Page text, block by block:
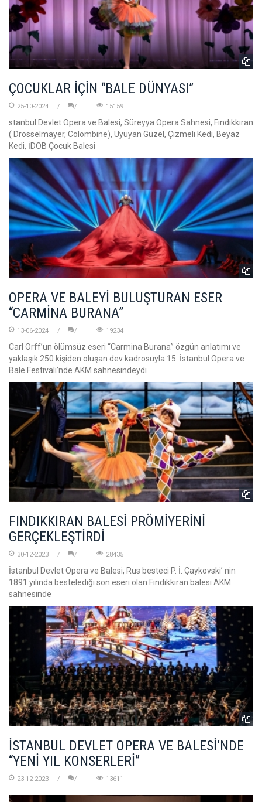
ÇOCUKLAR İÇİN “BALE DÜNYASI”
25-10-2024 15159
stanbul Devlet Opera ve Balesi, Süreyya Opera Sahnesi, Fındıkkıran
( Drosselmayer, Colombine), Uyuyan Güzel, Çizmeli Kedi, Beyaz
Kedi, İDOB Çocuk Balesi
OPERA VE BALEYİ BULUŞTURAN ESER
“CARMİNA BURANA”
13-06-2024 19234
Carl Orff’un ölümsüz eseri “Carmina Burana” özgün anlatımı ve
yaklaşık 250 kişiden oluşan dev kadrosuyla 15. İstanbul Opera ve
Bale Festivali’nde AKM sahnesindeydi
FINDIKKIRAN BALESİ PRÖMİYERİNİ
GERÇEKLEŞTİRDİ
30-12-2023 28435
İstanbul Devlet Opera ve Balesi, Rus besteci P. İ. Çaykovski’ nin
1891 yılında bestelediği son eseri olan Fındıkkıran balesi AKM
sahnesinde
İSTANBUL DEVLET OPERA VE BALESİ’NDE
“YENİ YIL KONSERLERİ”
23-12-2023 13611